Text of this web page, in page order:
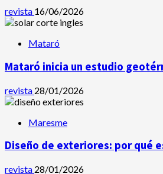
revista 16/06/2026
Mataró
Mataró inicia un estudio
revista 28/01/2026
Maresme
Diseño de exteriores: por qué
revista 28/01/2026